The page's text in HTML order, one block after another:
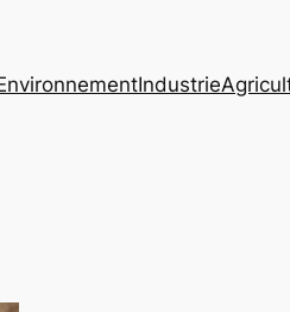
Industrie